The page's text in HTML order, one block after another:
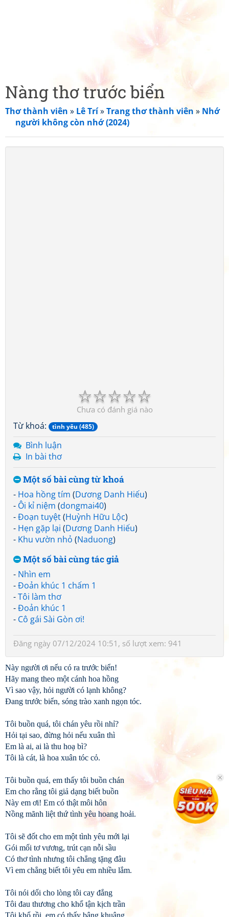
Nàng thơ trước biển
Thơ thành viên » Lê Trí»Trang thơ thành viên » Nhớ
người không còn nhớ (2024)
☆
☆
☆
☆
☆
Chưa có đánh giá nào
Từ khoá: tình yêu (485)
Bình luận
In bài thơ
Một số bài cùng từ khoá
- Hoa hồng tím (Dương Danh Hiếu)
- Ôi kỉ niệm (dongmai40)
-Đoạn tuyệt(Huỳnh Hữu Lộc)
- Hẹn gặp lại (Dương Danh Hiếu)
- Khu vườn nhỏ (Naduong)
Một số bài cùng tác giả
- Nhìn em
-Đoản khúc 1 chấm 1
-Tôi làm thơ
-Đoản khúc 1
- Cô gái Sài Gòn ơi!
Đăng ngày 07/12/2024 10:51, số lượt xem: 941
Này người ơi nếu có ra trước biển!
Hãy mang theo một cánh hoa hồng
Vì sao vậy, hỏi người có lạnh không?
Đang trước biển, sóng trào xanh ngọn tóc.
Tôi buồn quá, tôi chán yêu rồi nhỉ?
Hỏi tại sao, đừng hỏi nếu xuân thì
Em là ai, ai là thu hoạ bì?
Tôi là cát, là hoa xuân tóc cỏ.
Tôi buồn quá, em thấy tôi buồn chán
Em cho rằng tôi giả dạng biết buồn
Này em ơi! Em có thật môi hôn
Nồng mãnh liệt thứ tình yêu hoang hoải.
Tôi sẽ đốt cho em một tình yêu mới lại
Gói mối tơ vương, trút cạn nỗi sầu
Có thơ tình nhưng tôi chẳng tặng đâu
Vì em chẳng biết tôi yêu em nhiều lắm.
Tôi nói dối cho lòng tôi cay đắng
Tôi đau thương cho khổ tận kịch trần
Tôi khổ rồi, em có thấy bâng khuâng